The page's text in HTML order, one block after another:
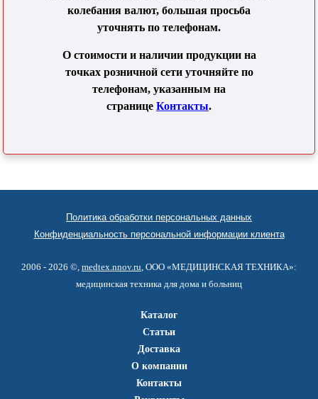
колебания валют, большая просьба
уточнять по телефонам.
О стоимости и наличии продукции на
точках розничной сети уточняйте по
телефонам, указанным на
странице Контакты.
Политика обработки персональных данных
Конфиденциальность персональной информации клиента
2006 - 2026 ©, medtex.nnov.ru , ООО «МЕДИЦИНСКАЯ ТЕХНИКА»:
медицинская техника для дома и больниц
Каталог
Статьи
Доставка
О компании
Контакты